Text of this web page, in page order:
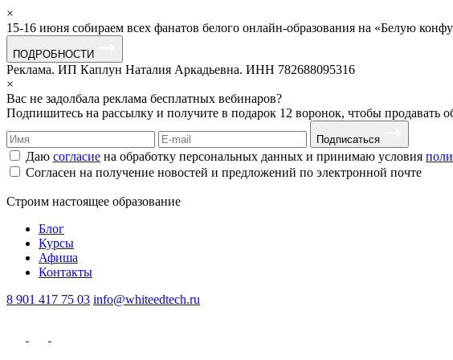
×
15-16 июня собираем всех фанатов белого онлайн-образования на «Белую
ПОДРОБНОСТИ
Реклама. ИП Каплун Наталия Аркадьевна. ИНН 782688095316
×
Вас не задолбала реклама бесплатных вебинаров?
Подпишитесь на рассылку и получите в подарок 12 воронок, чтобы продавать
Подписаться
Даю согласие на обработку персональных данных и принимаю условия
Согласен на получение новостей и предложений по электронной почте
Строим настоящее образование
Блог
Курсы
Афиша
Контакты
8 901 417 75 03 info@whiteedtech.ru